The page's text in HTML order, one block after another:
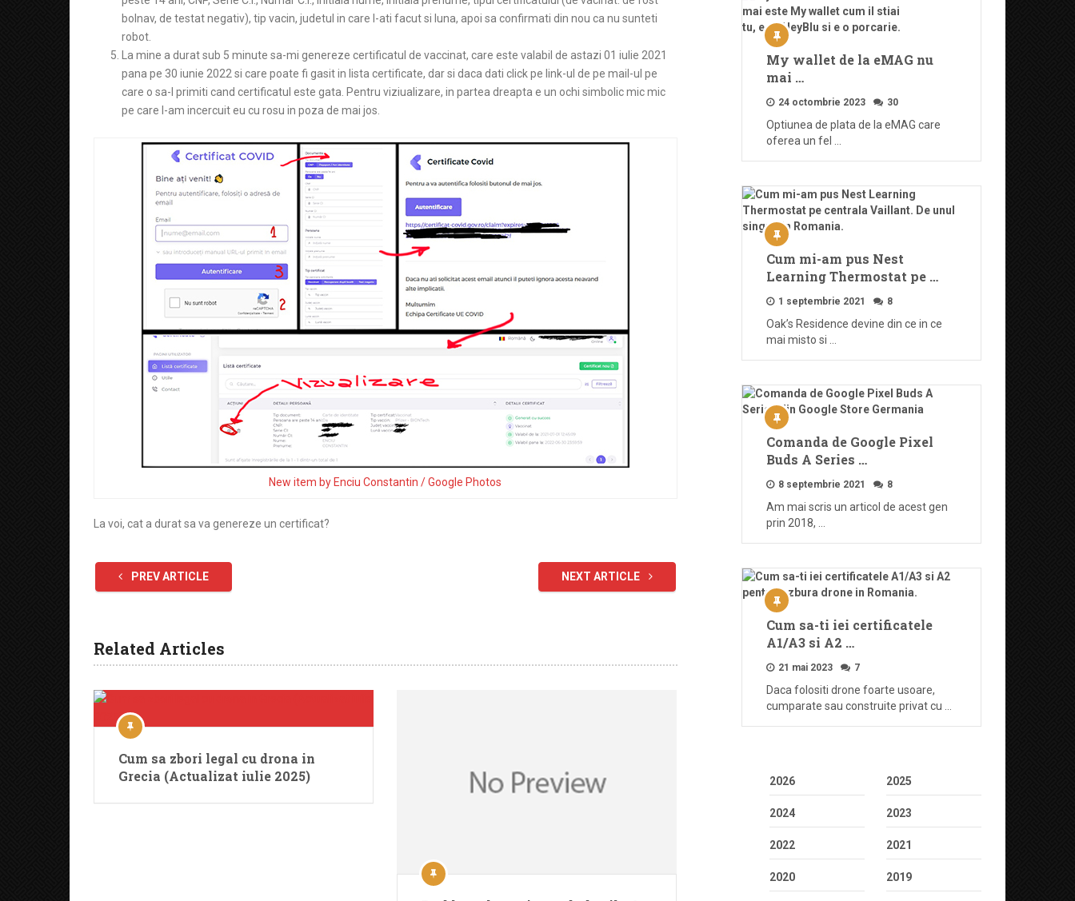
bolnav, de testat negativ), tip vacin, judetul in care l-ati facut si luna, apoi sa confirmati din nou ca nu sunteti
robot.
La mine a durat sub 5 minute sa-mi genereze certificatul de vaccinat, care este valabil de astazi 01 iulie 2021
pana pe 30 iunie 2022 si care poate fi gasit in lista certificate, dar si daca dati click pe link-ul de pe mail-ul pe
care o sa-l primiti cand certificatul este gata. Pentru viziualizare, in partea dreapta e un ochi simbolic mic mic
pe care l-am incercuit eu cu rosu in poza de mai jos.
New item by Enciu Constantin / Google Photos
La voi, cat a durat sa va genereze un certificat?
PREV ARTICLE NEXT ARTICLE
Related Articles
Cum sa zbori legal cu drona in
Grecia (Actualizat iulie 2025)
My wallet de la eMAG nu
mai …
24 octombrie 2023 30
Optiunea de plata de la eMAG care
oferea un fel …
Cum mi-am pus Nest
Learning Thermostat pe …
1 septembrie 2021 8
Oak’s Residence devine din ce in ce
mai misto si …
Comanda de Google Pixel
Buds A Series …
8 septembrie 2021 8
Am mai scris un articol de acest gen
prin 2018, …
Cum sa-ti iei certificatele
A1/A3 si A2 …
21 mai 2023 7
Daca folositi drone foarte usoare,
cumparate sau construite privat cu …
2026 2025
2024 2023
2022 2021
2020 2019